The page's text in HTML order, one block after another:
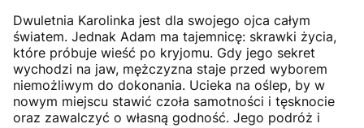
Dwuletnia Karolinka jest dla swojego ojca całym
światem. Jednak Adam ma tajemnicę: skrawki życia,
które próbuje wieść po kryjomu. Gdy jego sekret
wychodzi na jaw, mężczyzna staje przed wyborem
niemożliwym do dokonania. Ucieka na oślep, by w
nowym miejscu stawić czoła samotności i tęsknocie
oraz zawalczyć o własną godność. Jego podróż i